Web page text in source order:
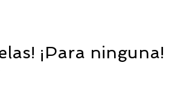
¡Para ninguna!